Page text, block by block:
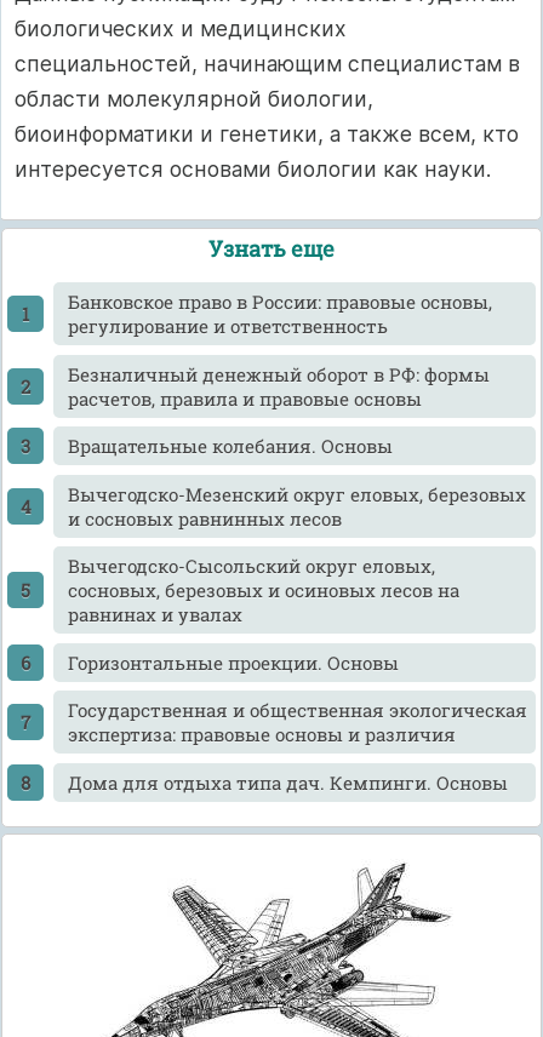
биологических и медицинских
специальностей, начинающим специалистам в
области молекулярной биологии,
биоинформатики и генетики, а также всем, кто
интересуется основами биологии как науки.
Узнать еще
Банковское право в России: правовые основы,
регулирование и ответственность
Безналичный денежный оборот в РФ: формы
расчетов, правила и правовые основы
Вращательные колебания. Основы
Вычегодско-Мезенский округ еловых, березовых
и сосновых равнинных лесов
Вычегодско-Сысольский округ еловых,
сосновых, березовых и осиновых лесов на
равнинах и увалах
Горизонтальные проекции. Основы
Государственная и общественная экологическая
экспертиза: правовые основы и различия
Дома для отдыха типа дач. Кемпинги. Основы